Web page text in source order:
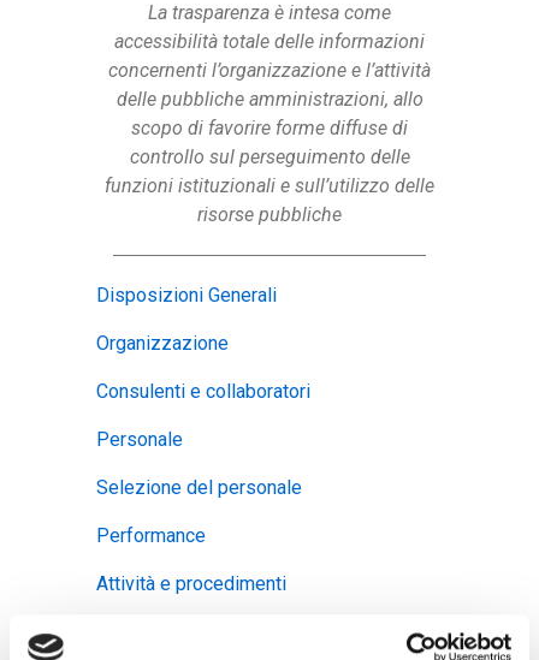
La trasparenza è intesa come
accessibilità totale delle informazioni
concernenti l’organizzazione e l’attività
delle pubbliche amministrazioni, allo
scopo di favorire forme diffuse di
controllo sul perseguimento delle
funzioni istituzionali e sull’utilizzo delle
risorse pubbliche
Disposizioni Generali
Organizzazione
Consulenti e collaboratori
Personale
Selezione del personale
Performance
Attività e procedimenti